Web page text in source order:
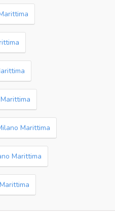
Marittima
Marittima